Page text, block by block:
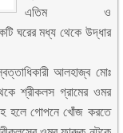
এতিম ও
ঘরের মধ্য থেকে উদ্ধার
আলহাজ্ব মোঃ
শ্রীকলস গ্রামের ওমর
হলে গোপনে খোঁজ করতে